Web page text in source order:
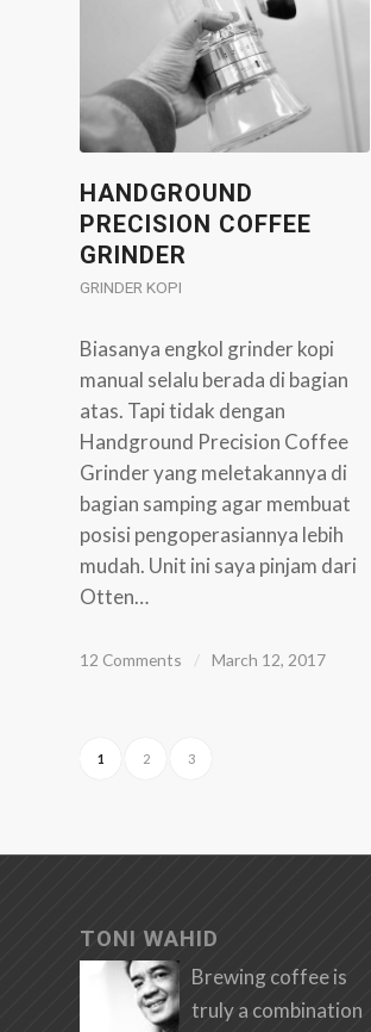
HANDGROUND
PRECISION COFFEE
GRINDER
GRINDER KOPI
Biasanya engkol grinder kopi
manual selalu berada di bagian
atas. Tapi tidak dengan
Handground Precision Coffee
Grinder yang meletakannya di
bagian samping agar membuat
posisi pengoperasiannya lebih
mudah. Unit ini saya pinjam dari
Otten…
12 Comments / March 12, 2017
1 2 3
TONI WAHID
Brewing coffee is
truly a combination